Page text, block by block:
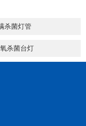
杀菌灯管
杀菌台灯